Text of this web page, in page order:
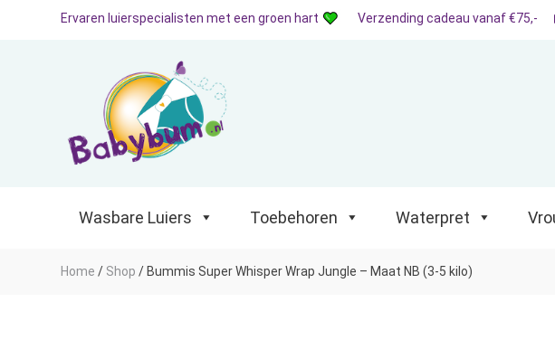
Wasbare Luiers Toebehoren
Ervaren luierspecialisten met een groen hart Verzending cadeau vanaf €75,-
Wasbare Luiers Toebehoren Waterpret
Home / Shop / Bummis Super Whisper Wrap Jungle – Maat NB (3-5 kilo)